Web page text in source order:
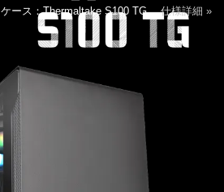
ケース：Thermaltake S100 TG仕様詳細 »